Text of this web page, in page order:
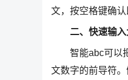
文，按空格键确认
二、快速输入
智能abc可以把
文数字的前导符